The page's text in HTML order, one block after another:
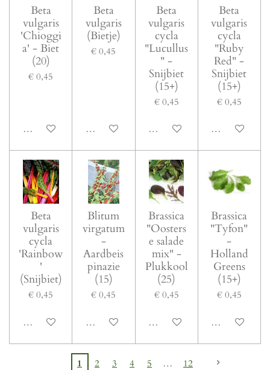
Beta
vulgaris
'Chioggi
a' - Biet
(20)
€ 0,45
In winkelwagen
Beta
vulgaris
(Bietje)
€ 0,45
In winkelwagen
Beta
vulgaris
cycla
"Lucullus
" -
Snijbiet
(15+)
€ 0,45
In winkelwagen
Beta
vulgaris
cycla
"Ruby
Red" -
Snijbiet
(15+)
€ 0,45
In
Beta
vulgaris
cycla
'Rainbow
'
(Snijbiet)
€ 0,45
In winkelwagen
Blitum
virgatum
-
Aardbeis
pinazie
(15)
€ 0,45
In winkelwagen
Brassica
"Oosters
e salade
mix" -
Plukkool
(25)
€ 0,45
In winkelwagen
Brassica
"Tyfon"
-
Holland
Greens
(15+)
€ 0,45
In
1 2 3 4 5 12